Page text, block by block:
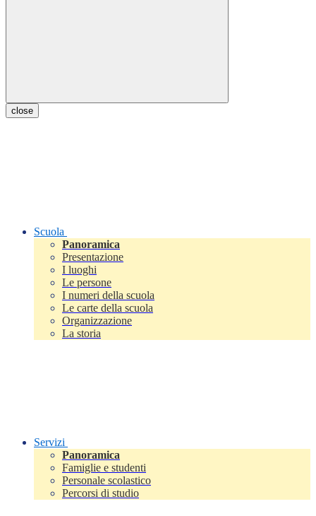
close
Scuola
Panoramica
Presentazione
I luoghi
Le persone
I numeri della scuola
Le carte della scuola
Organizzazione
La storia
Servizi
Panoramica
Famiglie e studenti
Personale scolastico
Percorsi di studio